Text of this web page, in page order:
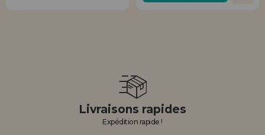
Livraisons rapides
Expédition rapide !